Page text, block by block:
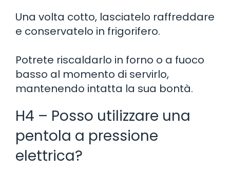
Una volta cotto, lasciatelo raffreddare
e conservatelo in frigorifero.
Potrete riscaldarlo in forno o a fuoco
basso al momento di servirlo,
mantenendo intatta la sua bontà.
H4 – Posso utilizzare una
pentola a pressione
elettrica?